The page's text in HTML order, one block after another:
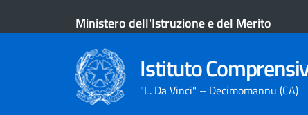
Ministero dell'Istruzione e del Merito
Istituto
"L. Da Vinci" – Decimomannu (CA)